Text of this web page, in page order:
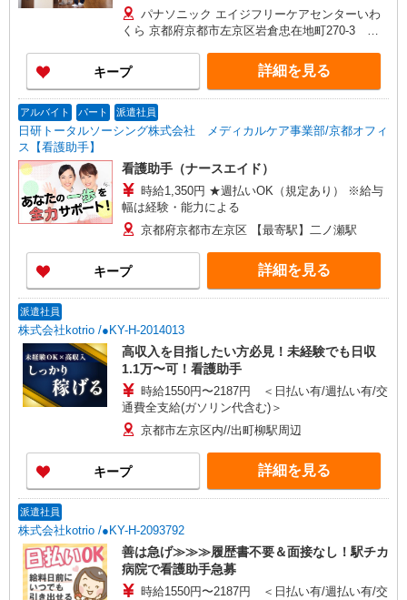
時給1,339円 〇時間外勤務手当 〇土日祝勤務手当
〇無事故無違反表彰金 〇年末年始勤務手当
パナソニック エイジフリーケアセンターいわ
くら 京都府京都市左京区岩倉忠在地町270-3 グ
キープ 詳細を見る
アルバイト パート 派遣社員
日研トータルソーシング株式会社 メディカルケア事業部/京都オフィ
ス【看護助手】
看護助手（ナースエイド）
時給1,350円 ★週払いOK（規定あり） ※給与
幅は経験・能力による
京都府京都市左京区 【最寄駅】二ノ瀬駅
キープ 詳細を見る
派遣社員
株式会社kotrio /●KY-H-2014013
高収入を目指したい方必見！未経験でも日収
1.1万〜可！看護助手
時給1550円〜2187円 ＜日払い有/週払い有/交
通費全支給(ガソリン代含む)＞
京都市左京区内//出町柳駅周辺
キープ 詳細を見る
派遣社員
株式会社kotrio /●KY-H-2093792
善は急げ≫≫≫履歴書不要＆面接なし！駅チカ
病院で看護助手急募
時給1550円〜2187円 ＜日払い有/週払い有/交